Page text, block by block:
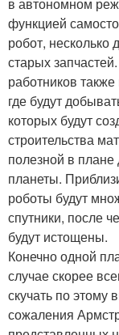
функцией
робот, несколько
старых
работников
где будут
которых будут
строительства
полезной в плане
планеты.
роботы будут
спутники, после
будут истощены.
Конечно одной
случае скорее
скучать по
сожаления